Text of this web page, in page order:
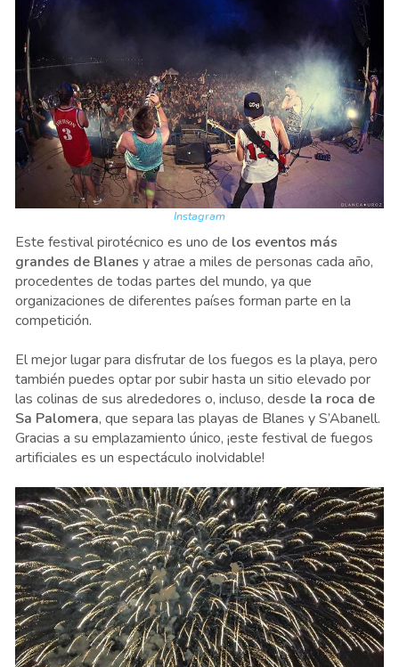
Instagram
Este festival pirotécnico es uno de los eventos más
grandes de Blanes y atrae a miles de personas cada año,
procedentes de todas partes del mundo, ya que
organizaciones de diferentes países forman parte en la
competición.
El mejor lugar para disfrutar de los fuegos es la playa, pero
también puedes optar por subir hasta un sitio elevado por
las colinas de sus alrededores o, incluso, desde la roca de
Sa Palomera, que separa las playas de Blanes y S’Abanell.
Gracias a su emplazamiento único, ¡este festival de fuegos
artificiales es un espectáculo inolvidable!